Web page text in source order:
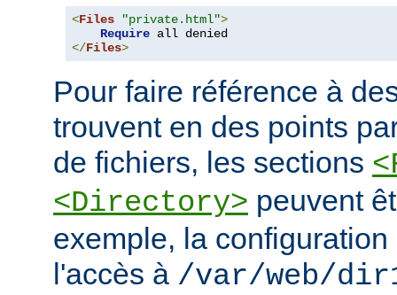
<Files "private.html">
Require
</Files>
Pour faire référence à
trouvent en des points
de fichiers, les sections
<Directory> peuvent
exemple, la
l'accès à /var/web/